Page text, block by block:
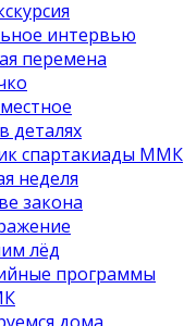
интервью
перемена
деталях
спартакиады ММК
неделя
закона
лёд
программы